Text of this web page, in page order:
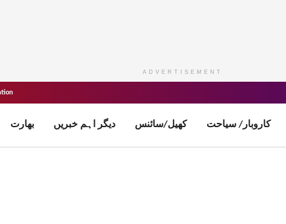
ADVERTISEMENT
بھارت دیگر اہم خبریں کھیل/سائنس کاروبار/ سیاحت